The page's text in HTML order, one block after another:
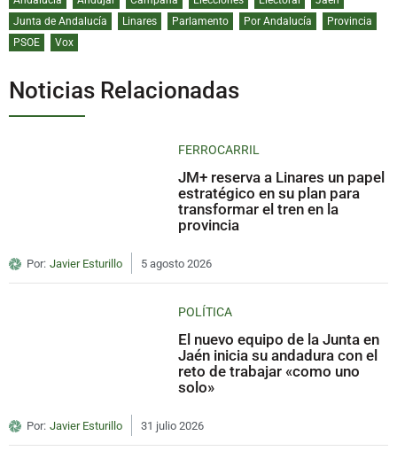
Junta de Andalucía
Linares Parlamento Por Andalucía
Provincia
PSOE
Vox
Noticias Relacionadas
FERROCARRIL
JM+ reserva a Linares un papel
estratégico en su plan para
transformar el tren en la
provincia
Por: Javier Esturillo 5 agosto 2026
POLÍTICA
El nuevo equipo de la Junta en
Jaén inicia su andadura con el
reto de trabajar «como uno
solo»
Por: Javier Esturillo 31 julio 2026